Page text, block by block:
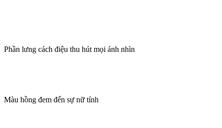
Phần lưng cách điệu thu hút mọi ánh nhìn
Màu hồng đem đến sự nữ tính